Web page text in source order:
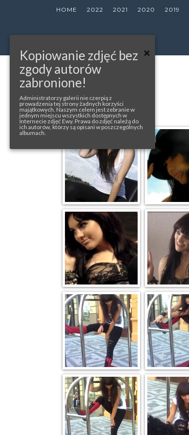
HOME 2022 2021 2020 2019
« back to album
BLESK TV
Kopiowanie zdjęć bez
zgody autorów
zabronione!
Administratorzy galerii nie czerpią z
prowadzenia tej strony żadnych korzyści
majątkowych. Naszym celem jest zebranie w
jednym miejscu wszystkich dostępnych w
Internecie zdjęć Ewy. Prawa do zdjęć należą do
ich autorów, którzy są opisani w poszczególnych
albumach.